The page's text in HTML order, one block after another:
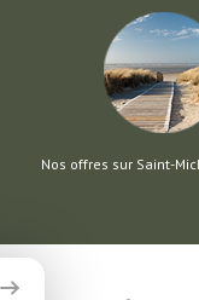
Nos offres sur Saint-